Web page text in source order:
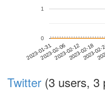
2023-01-312023-02-062023-02-122023-02-18
2023-
0
1
Twitter (3 users, 3